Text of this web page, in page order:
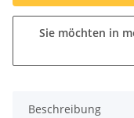
Sie möchten in
Beschreibung